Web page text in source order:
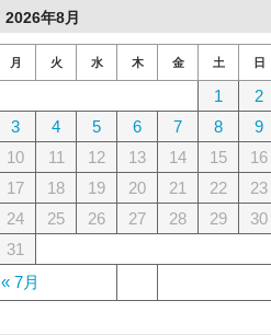
2026年8月
月 火 水 木 金 土 日
« 7月
1
2
3
4 5 6 7 8
9
10
11 12 13 14 15
16
17
18 19 20 21 22
23
24
25 26 27 28 29
30
31